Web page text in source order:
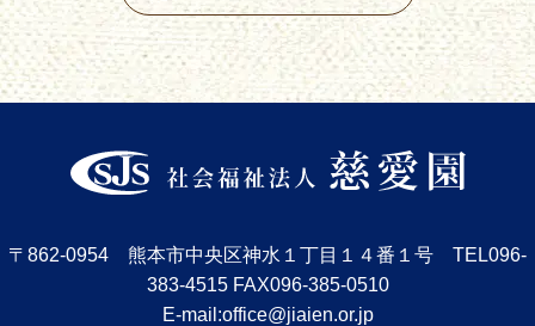
〒862-0954 熊本市中央区神水１丁目１４番１号 TEL096-
383-4515FAX096-385-0510
E-mail:office@jiaien.or.jp